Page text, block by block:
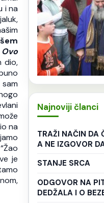
i na
Ovo
dio,
na
je
Najnoviji članci
TRAŽI NAČIN DA
A NE IZGOVOR
STANJE SRCA
ODGOVOR NA
DEDŽALA I O